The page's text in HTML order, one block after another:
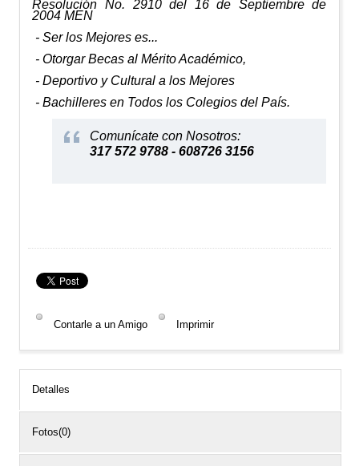
Resolución No. 2910 del 16 de Septiembre de
2004MEN
- Ser los Mejores es...
- Otorgar Becas al Mérito Académico,
- Deportivo y Cultural a los Mejores
- Bachilleres en Todos los Colegios del País.
Comunícate con Nosotros:
317 572 9788 - 608726 3156
Contarle a un Amigo Imprimir
Detalles
Fotos(0)